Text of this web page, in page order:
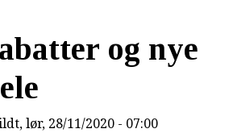
og nye
, lør, 28/11/2020 - 07:00